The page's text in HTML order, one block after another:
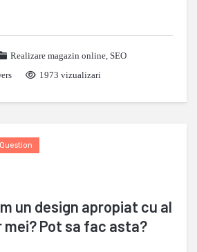
Realizare magazin online, SEO
1973 vizualizari
un design apropiat cu al
Pot sa fac asta?
Question